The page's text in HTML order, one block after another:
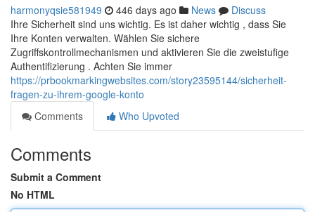
harmonyqsie581949 446 days ago News
Discuss
Ihre Sicherheit sind uns wichtig. Es ist daher wichtig , dass Sie
Ihre Konten verwalten. Wählen Sie sichere
Zugriffskontrollmechanismen und aktivieren Sie die zweistufige
Authentifizierung . Achten Sie immer
https://prbookmarkingwebsites.com/story23595144/sicherheit-
fragen-zu-ihrem-google-konto
Comments
Who Upvoted
Comments
Submit a Comment
No HTML